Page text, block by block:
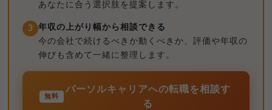
あなたに合う選択肢を提案します。
3
年収の上がり幅から相談できる
今の会社で続けるべきか動くべきか、評価や年収の
伸びも含めて一緒に整理します。
無料
パーソルキャリアへの転職を相談す
る